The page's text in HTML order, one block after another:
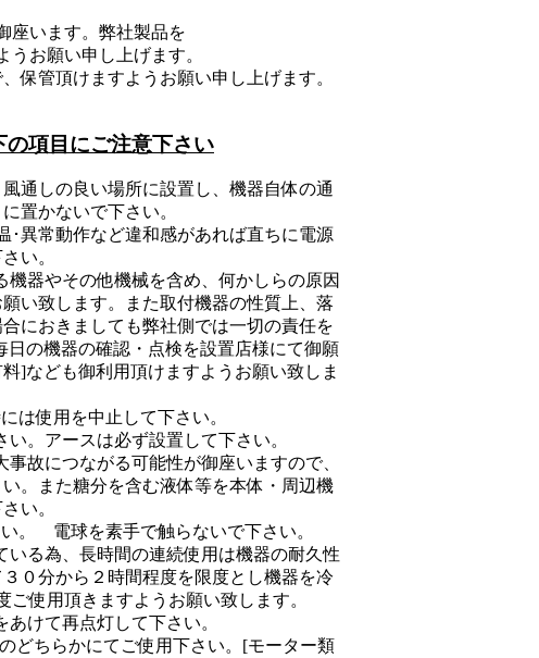
座います。弊社製品を
お願い申し上げます。
保管頂けますようお願い申し上げます。
項目にご注意下さい
通しの良い場所に設置し、機器自体の通
置かないで下さい。
異常動作など違和感があれば直ちに電源
い。
器やその他機械を含め、何かしらの原因
い致します。また取付機器の性質上、落
におきましても弊社側では一切の責任を
の機器の確認・点検を設置店様にて御願
]なども御利用頂けますようお願い致しま
は使用を中止して下さい。
。アースは必ず設置して下さい。
故につながる可能性が御座いますので、
。また糖分を含む液体等を本体・周辺機
い。
。 電球を素手で触らないで下さい。
る為、長時間の連続使用は機器の耐久性
０分から２時間程度を限度とし機器を冷
使用頂きますようお願い致します。
けて再点灯して下さい。
どちらかにてご使用下さい。[モーター類